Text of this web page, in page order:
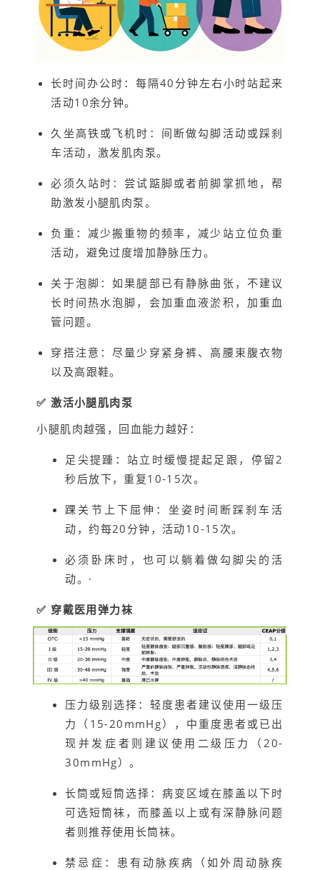
长时间办公时：每隔40分钟左右小时站起来
活动10余分钟。
久坐高铁或飞机时：间断做勾脚活动或踩刹
车活动，激发肌肉泵。
必须久站时：尝试踮脚或者前脚掌抓地，帮
助激发小腿肌肉泵。
负重：减少搬重物的频率，减少站立位负重
活动，避免过度增加静脉压力。
关于泡脚：如果腿部已有静脉曲张，不建议
长时间热水泡脚，会加重血液淤积，加重血
管问题。
穿搭注意：尽量少穿紧身裤、高腰束腹衣物
以及高跟鞋。
✅ 激活小腿肌肉泵
小腿肌肉越强，回血能力越好：
足尖提踵：站立时缓慢提起足跟，停留2
秒后放下，重复10-15次。
踝关节上下屈伸：坐姿时间断踩刹车活
动，约每20分钟，活动10-15次。
必须卧床时，也可以躺着做勾脚尖的活
动。 ·
✅ 穿戴医用弹力袜
压力级别选择：轻度患者建议使用一级压
力（15-20mmHg），中重度患者或已出
现并发症者则建议使用二级压力（20-
30mmHg）。
长筒或短筒选择：病变区域在膝盖以下时
可选短筒袜，而膝盖以上或有深静脉问题
者则推荐使用长筒袜。
禁忌症：患有动脉疾病（如外周动脉疾